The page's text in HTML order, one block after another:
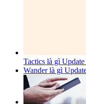
Tactics là gì
Wander là gì